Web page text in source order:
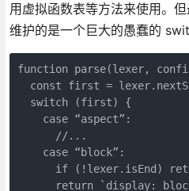
用虚拟函数表等方法来使用。
维护的是一个巨大的愚蠢的
function parse(lexer,
const first =
  switch (first) {
    case “aspect”:
      //...
    case “block”:
if (!lexer.isEnd)
return `display: